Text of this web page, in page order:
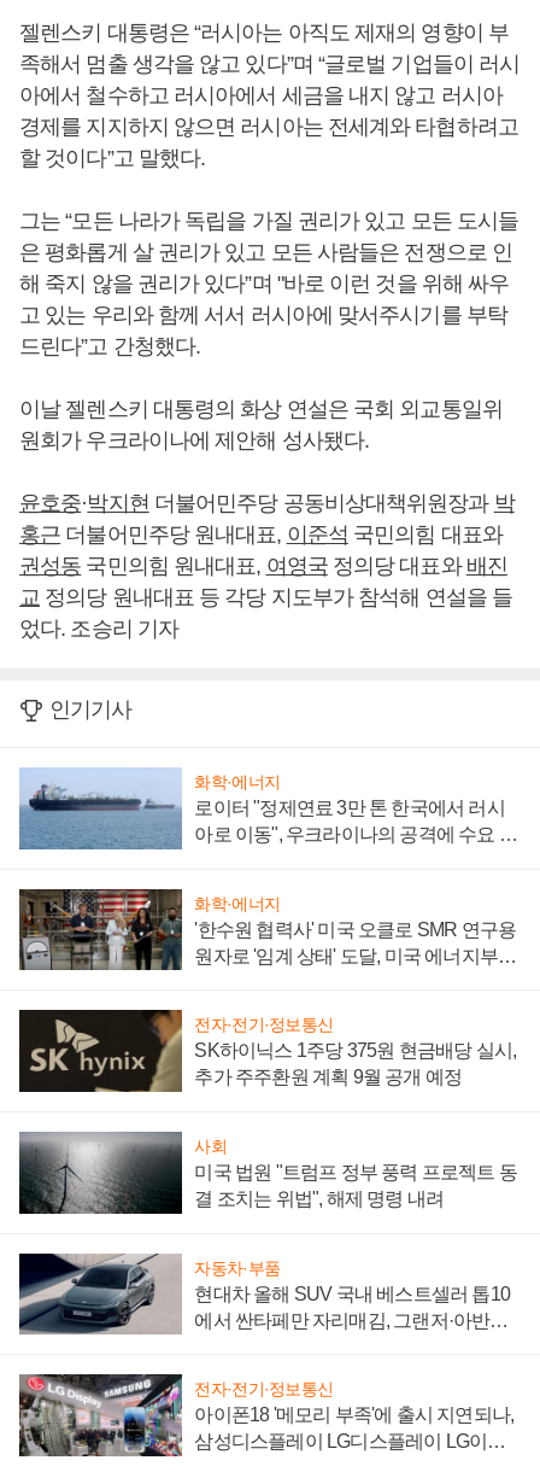
젤렌스키 대통령은 “러시아는 아직도 제재의 영향이 부
족해서 멈출 생각을 않고 있다”며 “글로벌 기업들이 러시
아에서 철수하고 러시아에서 세금을 내지 않고 러시아
경제를 지지하지 않으면 러시아는 전세계와 타협하려고
할 것이다”고 말했다.
그는 “모든 나라가 독립을 가질 권리가 있고 모든 도시들
은 평화롭게 살 권리가 있고 모든 사람들은 전쟁으로 인
해 죽지 않을 권리가 있다”며 "바로 이런 것을 위해 싸우
고 있는 우리와 함께 서서 러시아에 맞서주시기를 부탁
드린다”고 간청했다.
이날 젤렌스키 대통령의 화상 연설은 국회 외교통일위
원회가 우크라이나에 제안해 성사됐다.
윤호중·박지현 더불어민주당 공동비상대책위원장과 박
홍근 더불어민주당 원내대표, 이준석 국민의힘 대표와
권성동 국민의힘 원내대표, 여영국정의당 대표와 배진
교 정의당 원내대표 등 각당 지도부가 참석해 연설을 들
었다. 조승리 기자
인기기사
화학·에너지
로이터 "정제연료 3만 톤 한국에서 러시
아로 이동", 우크라이나의 공격에 수요 늘
화학·에너지
'한수원 협력사' 미국 오클로 SMR 연구용
원자로 '임계 상태' 도달, 미국 에너지부
전자·전기·정보통신
SK하이닉스 1주당 375원 현금배당 실시,
추가 주주환원 계획 9월 공개 예정
사회
미국 법원 "트럼프 정부 풍력 프로젝트 동
결 조치는 위법", 해제 명령 내려
자동차·부품
현대차 올해 SUV 국내 베스트셀러 톱10
에서 싼타페만 자리매김, 그랜저·아반떼
전자·전기·정보통신
아이폰18 '메모리 부족'에 출시 지연되나,
삼성디스플레이 LG디스플레이 LG이노